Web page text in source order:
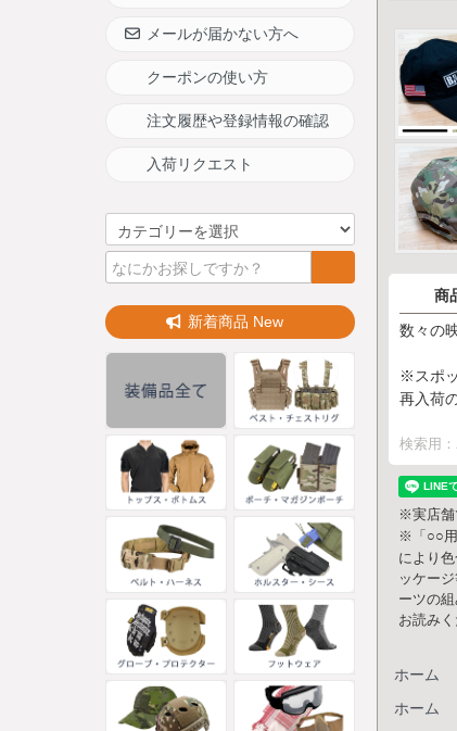
商
数々の
※スポ
再入荷
検索用
※実店舗
※「○○用
により
ッケー
ーツの
お読み
ホーム
ホーム
メールが届かない方へ
クーポンの使い方
注文履歴や登録情報の確認
入荷リクエスト
新着商品 New